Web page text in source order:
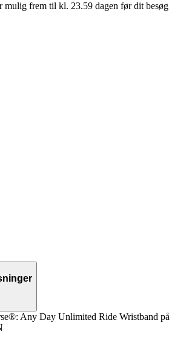
mulig frem til kl. 23.59 dagen før dit besøg
Any Day Unlimited Ride Wristband på